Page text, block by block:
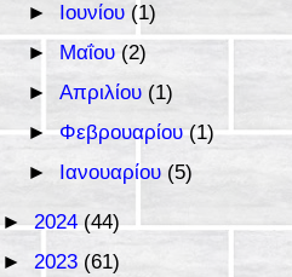
►
Ιουνίου (1)
► Μαΐου (2)
► Απριλίου (1)
►Φεβρουαρίου(1)
► Ιανουαρίου (5)
►2024(44)
► 2023 (61)